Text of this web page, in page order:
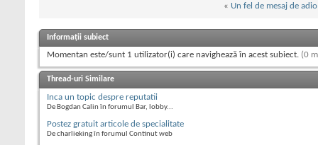
« Un fel de mesaj de adio
Informații subiect
Momentan este/sunt 1 utilizator(i) care navighează în acest subiect. (0
Thread-uri Similare
Inca un topic despre reputatii
De Bogdan Calin în forumul Bar, lobby...
Postez gratuit articole de specialitate
De charlieking în forumul Continut web